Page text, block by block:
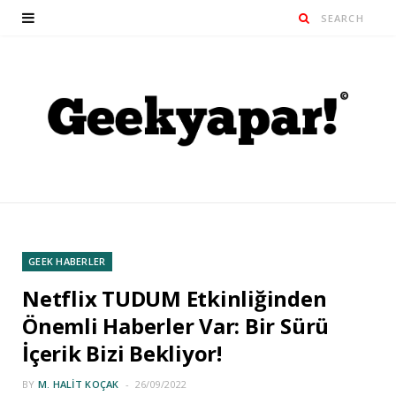
GEEK HABERLER
Netflix TUDUM Etkinliğinden
Önemli Haberler Var: Bir Sürü
İçerik Bizi Bekliyor!
BY M. HALIT KOÇAK 26/09/2022